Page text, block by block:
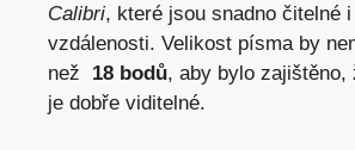
Calibri, které jsou snadno čitelné
vzdálenosti.‍ Velikost​ písma by
‌než ⁤ 18 bodů, aby bylo zajištěno,
je dobře viditelné.